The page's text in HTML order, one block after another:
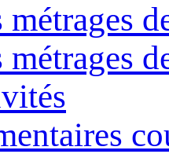
métrages
métrages